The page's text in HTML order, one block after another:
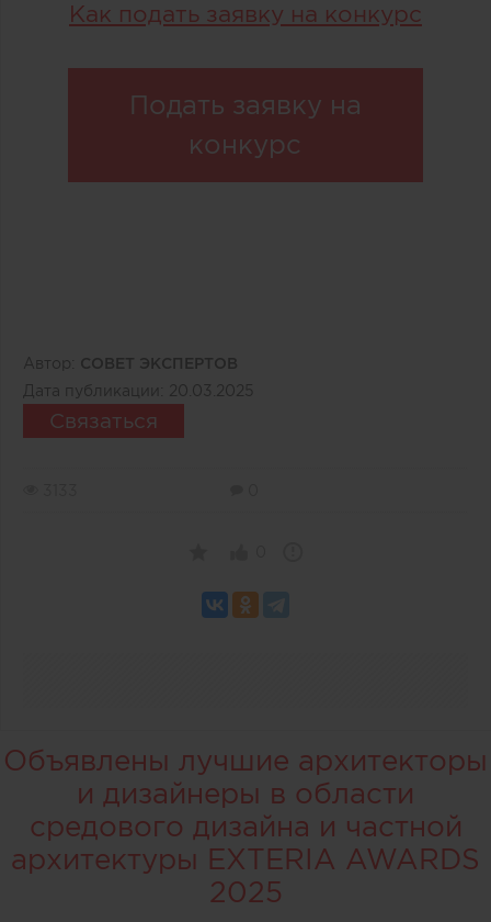
Как подать заявку на конкурс
Подать заявку на
конкурс
Автор: СОВЕТ ЭКСПЕРТОВ
Дата публикации: 20.03.2025
Связаться
Объявлены лучшие архитекторы
и дизайнеры в области
средового дизайна и частной
архитектуры EXTERIA AWARDS
2025